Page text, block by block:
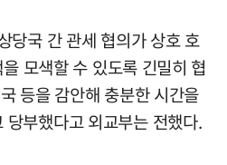
당국 간 관세 협의가 상호 호
모색할 수 있도록 긴밀히 협
등을 감안해 충분한 시간을
부했다고 외교부는 전했다.